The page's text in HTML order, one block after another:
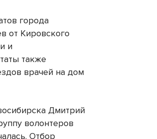
города
от Кировского
и
также
врачей на дом
Дмитрий
волонтеров
Отбор